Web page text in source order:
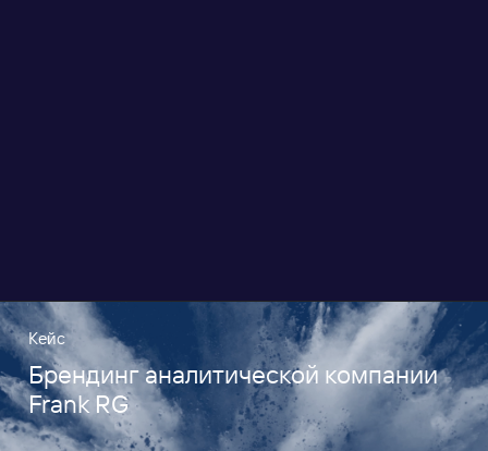
Кейс
Брендинг аналитической компании
Frank RG